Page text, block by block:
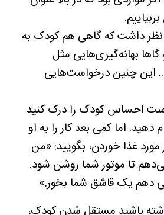
نظر داشت که گاهی هم کودک به
بهانه‌گیری‌هایی مثل
این چنین درخواست‌هایی
است احساس کودک را درک کنید
دهید. اما کمی بعد کار را به او
مورد غذا خوردن، بگویید: «من
تا موتور شما روشن شود.
دهم یک قاشق شما بخور.»